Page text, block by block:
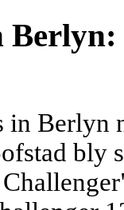
in Berlyn
bly